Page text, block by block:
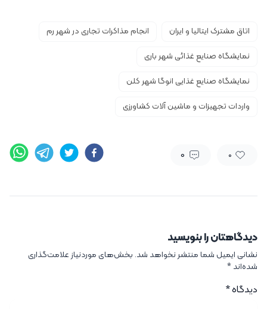
اتاق مشترک ایتالیا و ایران
انجام مذاکرات تجاری در شهر رم
نمایشگاه صنایع غذائی شهر باری
نمایشگاه صنایع غذایی انوگا شهر کلن
واردات تجهیزات و ماشین آلات کشاورزی
0
0
دیدگاهتان را بنویسید
نشانی ایمیل شما منتشر نخواهد شد. بخش‌های موردنیاز علامت‌گذاری
شده‌اند*
دیدگاه*